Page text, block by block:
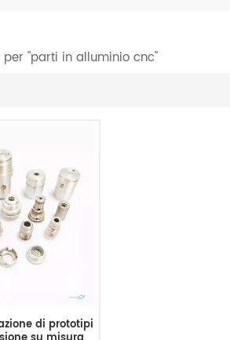
"parti in alluminio cnc"
di prototipi